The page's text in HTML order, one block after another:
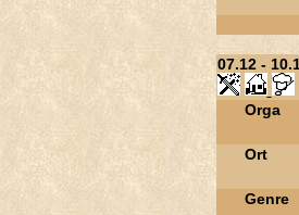
07.12 -
Orga
Ort
Genre